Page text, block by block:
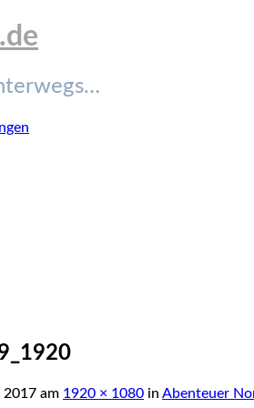
2017 am 1920 × 1080 in Abenteuer